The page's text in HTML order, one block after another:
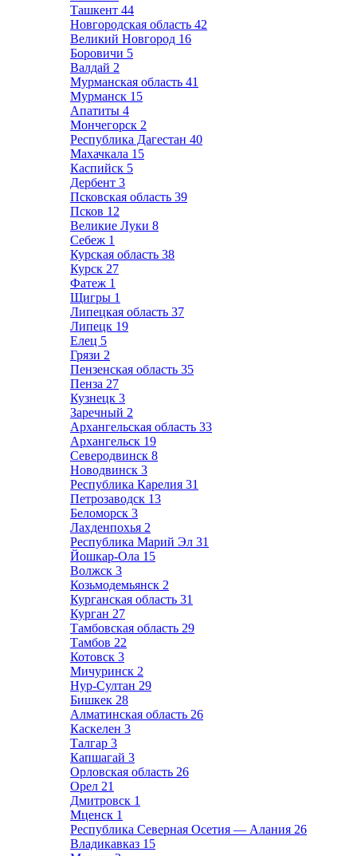
Ташкент 44
Новгородская область 42
Великий Новгород 16
Боровичи 5
Валдай 2
Мурманская область 41
Мурманск 15
Апатиты 4
Мончегорск 2
Республика Дагестан 40
Махачкала 15
Каспийск 5
Дербент 3
Псковская область 39
Псков 12
Великие Луки 8
Себеж 1
Курская область 38
Курск 27
Фатеж 1
Щигры 1
Липецкая область 37
Липецк 19
Елец 5
Грязи 2
Пензенская область 35
Пенза 27
Кузнецк 3
Заречный 2
Архангельская область 33
Архангельск 19
Северодвинск 8
Новодвинск 3
Республика Карелия 31
Петрозаводск 13
Беломорск 3
Лахденпохья 2
Республика Марий Эл 31
Йошкар-Ола 15
Волжск 3
Козьмодемьянск 2
Курганская область 31
Курган 27
Тамбовская область 29
Тамбов 22
Котовск 3
Мичуринск 2
Нур-Султан 29
Бишкек 28
Алматинская область 26
Каскелен 3
Талгар 3
Капшагай 3
Орловская область 26
Орел 21
Дмитровск 1
Мценск 1
Республика Северная Осетия — Алания 26
Владикавказ 15